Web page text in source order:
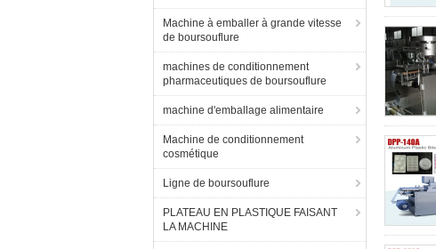
Machine à emballer à grande vitesse
de boursouflure
machines de conditionnement
pharmaceutiques de boursouflure
machine d'emballage alimentaire
Machine de conditionnement
cosmétique
Ligne de boursouflure
PLATEAU EN PLASTIQUE FAISANT
LA MACHINE